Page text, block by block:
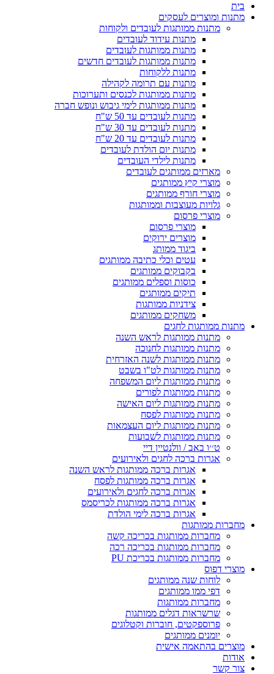
בית
מתנות ומוצרים לעסקים
מתנות ממותגות לעובדים ולקוחות
מתנות עידוד לעובדים
מתנות ממותגות לעובדים
מתנות ממותגות לעובדים חדשים
מתנות ללקוחות
מתנות עם תרומה לקהילה
מתנות ממותגות לכנסים ותערוכות
מתנות ממותגות לימי גיבוש ונופש חברה
מתנות לעובדים עד 50 ש"ח
מתנות לעובדים עד 30 ש"ח
מתנות לעובדים עד 20 ש"ח
מתנות יום הולדת לעובדים
מתנות לילדי העובדים
מארזים ממותגים לעובדים
מוצרי קיץ ממותגים
מוצרי חורף ממותגים
גלויות מעוצבות וממותגות
מוצרי פרסום
מוצרי פרסום
מוצרים ירוקים
ביגוד ממותג
עטים וכלי כתיבה ממותגים
בקבוקים ממותגים
כוסות וספלים ממותגים
תיקים ממותגים
צידניות ממותגות
משחקים ממותגים
מתנות ממותגות לחגים
מתנות ממותגות לראש השנה
מתנות ממותגות לחנוכה
מתנות ממותגות לשנה האזרחית
מתנות ממותגות לט"ו בשבט
מתנות ממותגות ליום המשפחה
מתנות ממותגות לפורים
מתנות ממותגות ליום האישה
מתנות ממותגות לפסח
מתנות ממותגות ליום העצמאות
מתנות ממותגות לשבועות
ט׳׳ו באב / וולנטיין דיי
אגרות ברכה לחגים ולאירועים
אגרות ברכה ממותגות לראש השנה
אגרות ברכה ממותגות לפסח
אגרות ברכה לחגים ולאירועים
אגרות ברכה ממותגות לכריסמס
אגרות ברכה לימי הולדת
מחברות ממותגות
מחברות ממותגות בכריכה קשה
מחברות ממותגות בכריכה רכה
מחברות ממותגות בכריכת PU
מוצרי דפוס
לוחות שנה ממותגים
דפי ממו ממותגים
מחברות ממותגות
שרשראות דגלים ממותגות
פרוספקטים, חוברות וקטלוגים
יומנים ממותגים
מוצרים בהתאמה אישית
אודות
צור קשר